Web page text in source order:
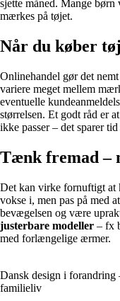
sjette måned. Mange
mærkes på tøjet.
Når du køber
Onlinehandel gør det
variere meget mellem
eventuelle
størrelsen. Et godt råd er
ikke passer – det sparer
Tænk fremad –
Det kan virke fornuftigt at
vokse i, men pas på med
bevægelsen og være
justerbare modeller – fx
med forlængelige ærmer.
Dansk design i forandring
familieliv